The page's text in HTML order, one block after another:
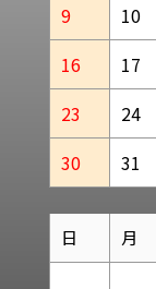
9
10
16
17
23
24
30
31
日 月